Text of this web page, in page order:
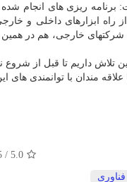
برنامه ریزی های انجام
راه ابزارهای داخلی و
شرکتهای خارجی، هم در
تلاش داریم تا قبل از
مندان با توانمندی های
5.0
/
فناوری